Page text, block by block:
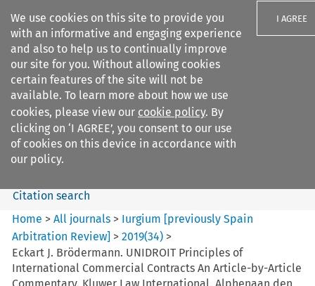
We use cookies on this site to provide you
with an informative and engaging experience
and also to help us to continually improve
our site for you. Without allowing cookies
certain features of the site will not be
available. To learn more about how we use
cookies, please view our cookie policy. By
clicking on ‘I AGREE’, you consent to our use
of cookies on this device in accordance with
our policy.
I AGREE
Search filters
Iurgium %5Bpreviously Spain
Arbitration ...
Search content
Citation search
Home >All journals > Iurgium [previously Spain
Arbitration Review] >2019(34) >
Eckart J. Brödermann. UNIDROIT Principles of
International Commercial Contracts An Article-by-Article
Commentary. Kluwer Law International, Alphenaan den